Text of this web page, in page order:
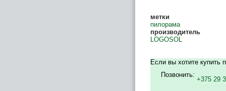
метки
пилорама
производитель
LOGOSOL
Если вы хотите купить
Позвонить:
+375 29